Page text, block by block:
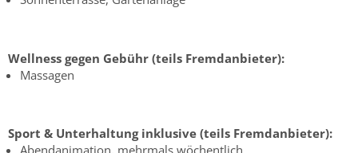
Wellness gegen Gebühr (teils Fremdanbieter):
Massagen
Sport & Unterhaltung inklusive (teils Fremdanbieter):
Abendanimation, mehrmals wöchentlich